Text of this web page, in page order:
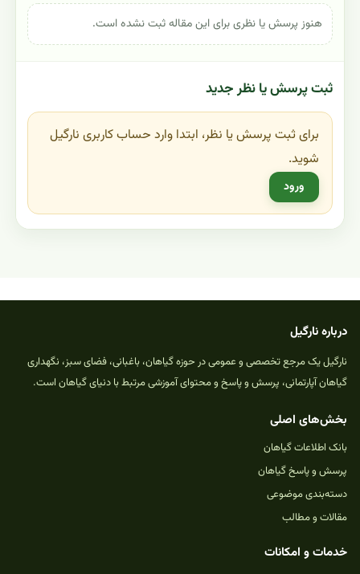
هنوز پرسش یا نظری برای این مقاله ثبت نشده است.
ثبت پرسش یا نظر جدید
برای ثبت پرسش یا نظر، ابتدا وارد حساب کاربری نارگیل
شوید.
ورود
درباره نارگیل
نارگیل یک مرجع تخصصی و عمومی در حوزه گیاهان، باغبانی، فضای سبز، نگهداری
گیاهان آپارتمانی، پرسش و پاسخ و محتوای آموزشی مرتبط با دنیای گیاهان است.
بخش‌های اصلی
بانک اطلاعات گیاهان
پرسش و پاسخ گیاهان
دسته‌بندی موضوعی
مقالات و مطالب
خدمات و امکانات